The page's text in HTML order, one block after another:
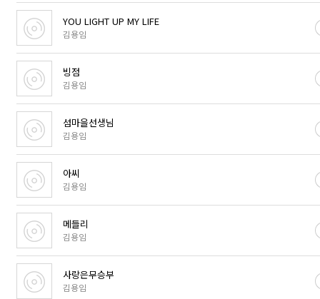
YOU LIGHT UP MY LIFE
김용임
빙점
김용임
섬마을선생님
김용임
아씨
김용임
메들리
김용임
사랑은무승부
김용임